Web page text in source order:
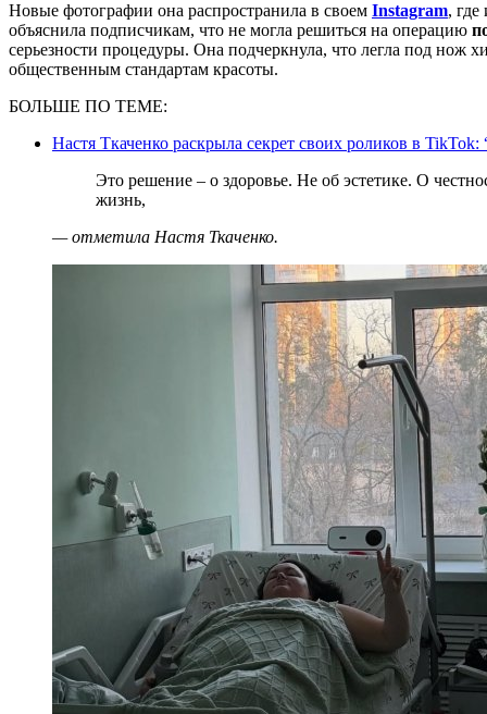
Новые фотографии она распространила в своем Instagram, где
объяснила подписчикам, что не могла решиться на операцию
серьезности процедуры. Она подчеркнула, что легла под нож
общественным стандартам красоты.
БОЛЬШЕ ПО ТЕМЕ:
Настя Ткаченко раскрыла секрет своих роликов в
Это решение – о здоровье. Не об эстетике. О честности с собой. И о желании изменить свою
жизнь,
— отметила Настя Ткаченко.